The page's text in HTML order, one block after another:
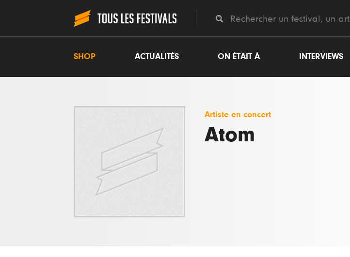
SHOP ACTUALITÉS ON ÉTAIT À INTERVIEWS
Artiste en concert
Atom